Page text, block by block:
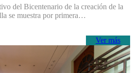
del Bicentenario de la creación de la
se muestra por primera…
Ver más